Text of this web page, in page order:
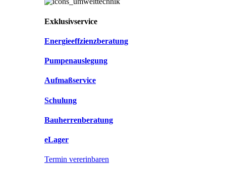
Exklusivservice
Energieeffzienzberatung
Pumpenauslegung
Aufmaßservice
Schulung
Bauherrenberatung
eLager
Termin vererinbaren